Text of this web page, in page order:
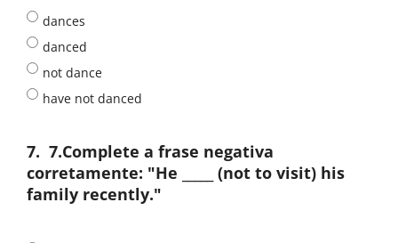
dances
danced
not dance
have not danced
7. 7.Complete a frase negativa
corretamente: "He _____ (not to visit) his
family recently."